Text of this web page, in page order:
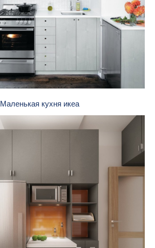
Маленькая кухня икеа